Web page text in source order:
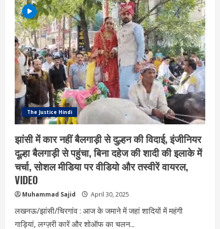
The Justice Hindi
झांसी में कार नहीं बैलगाड़ी से दुल्हन की विदाई, इंजीनियर
दूल्हा बैलगाड़ी से पहुंचा, बिना दहेज की शादी की इलाके में
चर्चा, सोशल मीडिया पर वीडियो और तस्वीरें वायरल,
VIDEO
Muhammad Sajid April 30, 2025
लखनऊ/झांसी/चिरगांव : आज के जमाने में जहां शादियों में महंगी
गाड़ियां, लग्ज़री कारें और शोऑफ का चलन...